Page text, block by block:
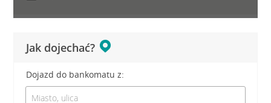
Jak dojechać?
Dojazd do bankomatu z: